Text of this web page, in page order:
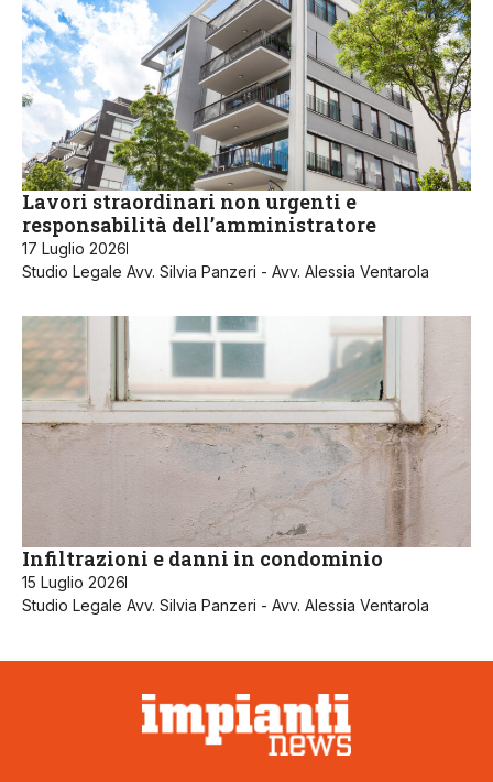
Lavori straordinari non urgenti e
responsabilità dell’amministratore
17 Luglio 2026
Studio Legale Avv. Silvia Panzeri - Avv. Alessia Ventarola
Infiltrazioni e danni in condominio
15 Luglio 2026
Studio Legale Avv. Silvia Panzeri - Avv. Alessia Ventarola